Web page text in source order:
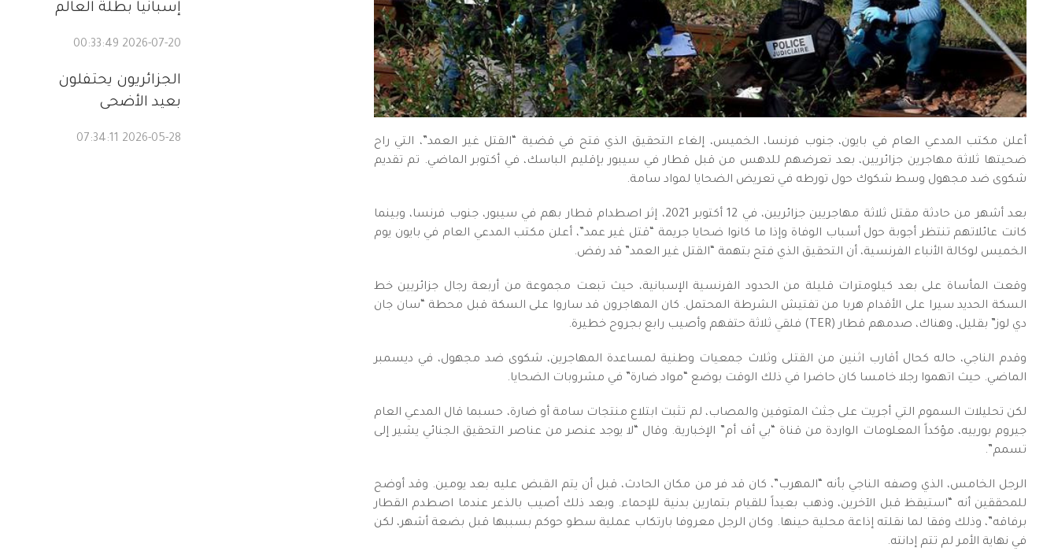
أعلن مكتب المدعي العام في بايون، جنوب فرنسا، الخميس، إلغاء التحقيق الذي فتح في قضية “القتل غير العمد”، التي راح
ضحيتها ثلاثة مهاجرين جزائريين، بعد تعرضهم للدهس من قبل قطار في سيبور بإقليم الباسك، في أكتوبر الماضي. تم تقديم
شكوى ضد مجهول وسط شكوك حول تورطه في تعريض الضحايا لمواد سامة.
بعد أشهر من حادثة مقتل ثلاثة مهاجريين جزائريين، في 12 أكتوبر 2021، إثر اصطدام قطار بهم في سيبور، جنوب فرنسا، وبينما
كانت عائلاتهم تنتظر أجوبة حول أسباب الوفاة وإذا ما كانوا ضحايا جريمة “قتل غير عمد”، أعلن مكتب المدعي العام في بايون يوم
الخميس لوكالة الأنباء الفرنسية، أن التحقيق الذي فتح بتهمة “القتل غير العمد” قد رفض.
وقعت المأساة على بعد كيلومترات قليلة من الحدود الفرنسية الإسبانية، حيث تبعت مجموعة من أربعة رجال جزائريين خط
السكة الحديد سيرا على الأقدام هربا من تفتيش الشرطة المحتمل. كان المهاجرون قد ساروا على السكة قبل محطة “سان جان
دي لوز” بقليل، وهناك، صدمهم قطار (TER) فلقي ثلاثة حتفهم وأصيب رابع بجروح خطيرة.
وقدم الناجي، حاله كحال أقارب اثنين من القتلى وثلاث جمعيات وطنية لمساعدة المهاجرين، شكوى ضد مجهول، في ديسمبر
الماضي. حيث اتهموا رجلا خامسا كان حاضرا في ذلك الوقت بوضع “مواد ضارة” في مشروبات الضحايا.
لكن تحليلات السموم التي أجريت على جثث المتوفين والمصاب، لم تثبت ابتلاع منتجات سامة أو ضارة، حسبما قال المدعي العام
جيروم بورييه، مؤكداً المعلومات الواردة من قناة “بي أف أم” الإخبارية. وقال “لا يوجد عنصر من عناصر التحقيق الجنائي يشير إلى
تسمم”.
الرجل الخامس، الذي وصفه الناجي بأنه “المهرب”، كان قد فر من مكان الحادث، قبل أن يتم القبض عليه بعد يومين. وقد أوضح
للمحققين أنه “استيقظ قبل الآخرين، وذهب بعيداً للقيام بتمارين بدنية للإحماء. وبعد ذلك أصيب بالذعر عندما اصطدم القطار
برفاقه”، وذلك وفقا لما نقلته إذاعة محلية حينها. وكان الرجل معروفا بارتكاب عملية سطو حوكم بسببها قبل بضعة أشهر، لكن
في نهاية الأمر لم تتم إدانته.
إسبانيا بطلة العالم
2026-07-20 00:33:49
الجزائريون يحتفلون
بعيد الأضحى
2026-05-28 07:34:11